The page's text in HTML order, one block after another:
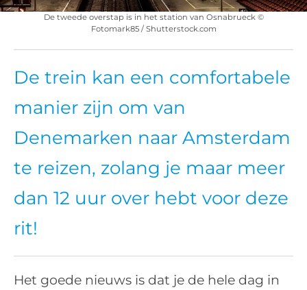
De tweede overstap is in het station van Osnabrueck ©
Fotomark85 / Shutterstock.com
De trein kan een comfortabele
manier zijn om van
Denemarken naar Amsterdam
te reizen, zolang je maar meer
dan 12 uur over hebt voor deze
rit!
Het goede nieuws is dat je de hele dag in